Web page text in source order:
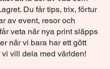
Du får tips, trix, förtur
av event, resor och
veta när nya print släpps
när vi bara har ett gött
vill dela med världen!